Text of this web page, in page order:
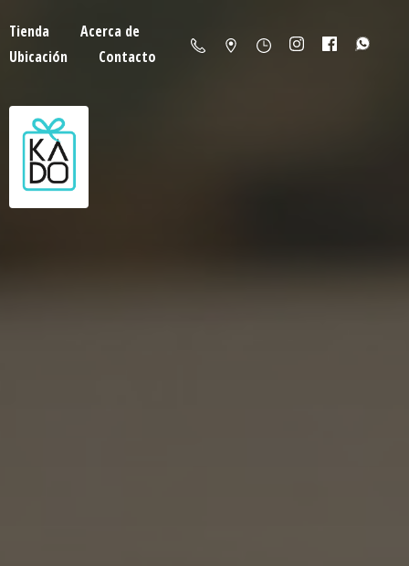
Tienda
Acerca de
Ubicación
Contacto